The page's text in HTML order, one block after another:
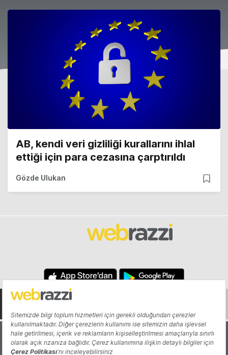
AB, kendi veri gizliliği kurallarını ihlal
ettiği için para cezasına çarptırıldı
Gözde Ulukan
Hakkında Yazarlar